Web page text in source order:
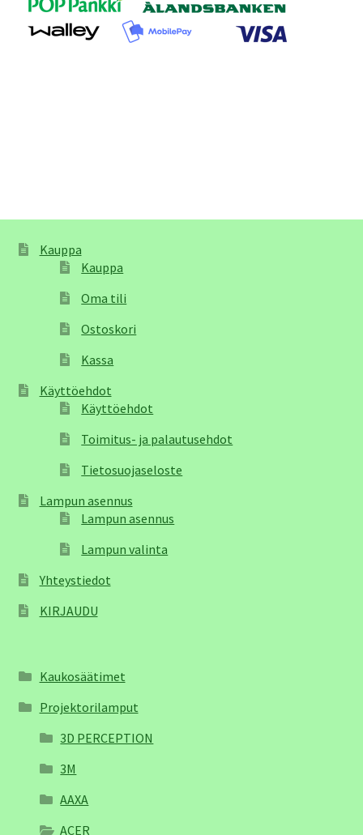
Kauppa
Kauppa
Oma tili
Ostoskori
Kassa
Käyttöehdot
Käyttöehdot
Toimitus- ja palautusehdot
Tietosuojaseloste
Lampun asennus
Lampun asennus
Lampun valinta
Yhteystiedot
KIRJAUDU
Kaukosäätimet
Projektorilamput
3D PERCEPTION
3M
AAXA
ACER